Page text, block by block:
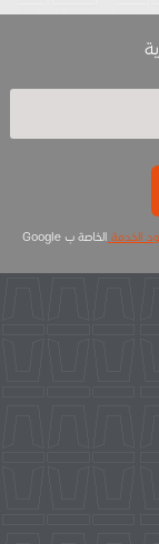
الخدمة
الخاصة ب Google